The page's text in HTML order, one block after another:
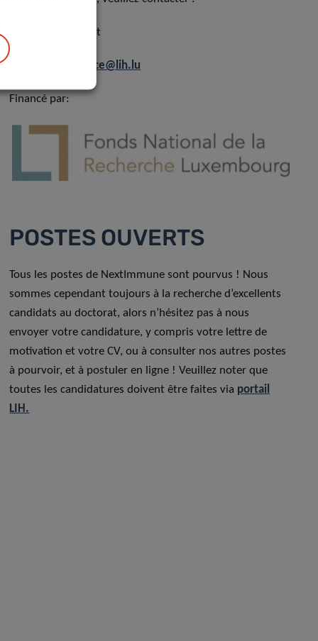
Prof Markus Ollert
nextimmune.office@lih.lu
Financé par:
POSTES OUVERTS
Tous les postes de NextImmune sont pourvus ! Nous
sommes cependant toujours à la recherche d’excellents
candidats au doctorat, alors n’hésitez pas à nous
envoyer votre candidature, y compris votre lettre de
motivation et votre CV, ou à consulter nos autres postes
à pourvoir, et à postuler en ligne ! Veuillez noter que
toutes les candidatures doivent être faites via portail
LIH.